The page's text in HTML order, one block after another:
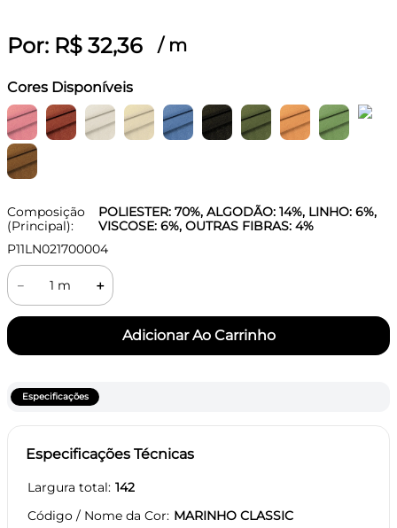
Por: R$ 32,36 / m
Cores Disponíveis
Composição
(Principal):
POLIESTER: 70%, ALGODÃO: 14%, LINHO: 6%,
VISCOSE: 6%, OUTRAS FIBRAS: 4%
P11LN021700004
＋
－
Especificações
Especificações Técnicas
Largura total 142
Código / Nome da Cor MARINHO CLASSIC